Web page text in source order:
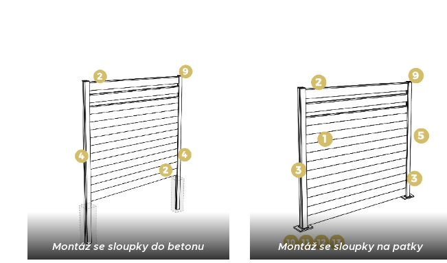
Montáž se sloupky do betonu Montáž se sloupky na patky